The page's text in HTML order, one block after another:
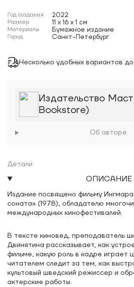
Год создания 2022
Размер 11 x 16 x 1 см
Материалы Бумажное издание
Город Санкт-Петербург
Несколько удобных вариантов
Издательство
Bookstore)
Об авторе
Детали
ОПИСАНИЕ
Издание посвящено фильму
соната» (1978), обладателю
международных кинофестивалей.
В тексте киновед, преподаватель
Двинятина рассказывает, как
фильме, какую роль в кадре играет
читателем следит за тем, как
культовый шведский режиссер и
актерские работы.